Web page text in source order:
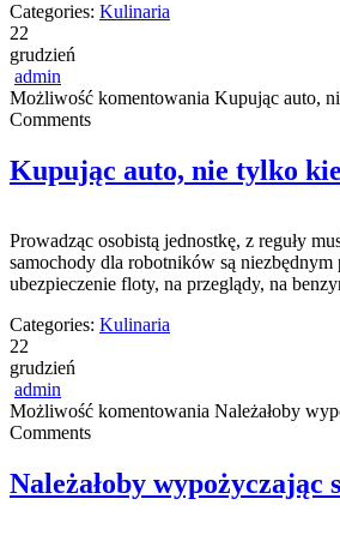
Categories: Kulinaria
22
grudzień
admin
Możliwość komentowania Kupując auto,
Comments
Kupując auto, nie tylko
Prowadząc osobistą jednostkę, z reguły
samochody dla robotników są
ubezpieczenie floty, na przeglądy, na
Categories: Kulinaria
22
grudzień
admin
Możliwość komentowania Należałoby
Comments
Należałoby